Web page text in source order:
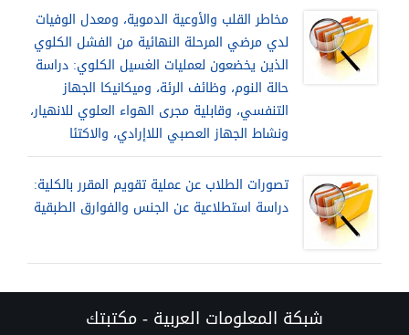
مخاطر القلب والأوعية الدموية، ومعدل الوفيات
لدي مرضي المرحلة النهائية من الفشل الكلوي
الذين يخضعون لعمليات الغسيل الكلوي: دراسة
حالة النوم، وظائف الرئة، وميكانيكا الجهاز
التنفسي، وقابلية مجرى الهواء العلوي للانهيار،
ونشاط الجهاز العصبي اللاإرادي، والاكتئا
تصورات الطلاب عن عملية تقويم المقرر بالكلية:
دراسة استطلاعية عن الجنس والفوارق الطبقية
شبكة المعلومات العربية - مكتبتك